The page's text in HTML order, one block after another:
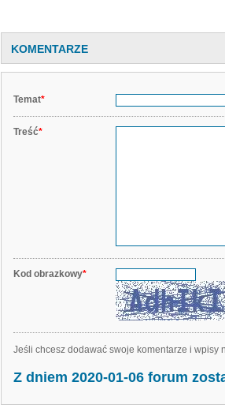
KOMENTARZE
Temat*
Treść*
Kod obrazkowy*
Jeśli chcesz dodawać swoje komentarze i wpisy
Z dniem 2020-01-06 forum